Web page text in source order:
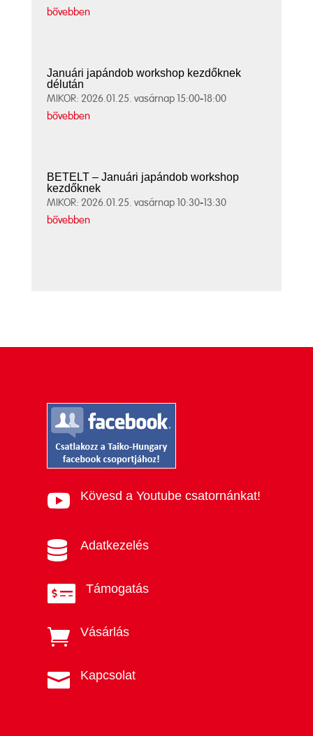
bővebben
Januári japándob workshop kezdőknek
délután
MIKOR: 2026.01.25. vasárnap 15:00-18:00
bővebben
BETELT – Januári japándob workshop
kezdőknek
MIKOR: 2026.01.25. vasárnap 10:30-13:30
bővebben
 Kövesd a Youtube csatornánkat!
 Adatkezelés
 Támogatás
 Vásárlás
 Kapcsolat